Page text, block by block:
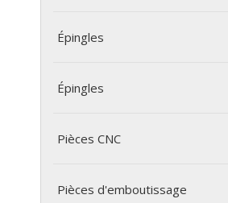
Épingles
Épingles
Pièces CNC
Pièces d'emboutissage